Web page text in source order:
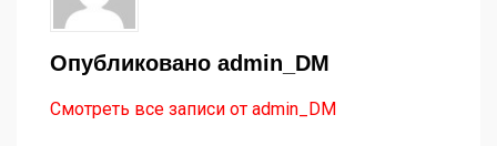
Опубликовано admin_DM
Смотреть все записи от admin_DM